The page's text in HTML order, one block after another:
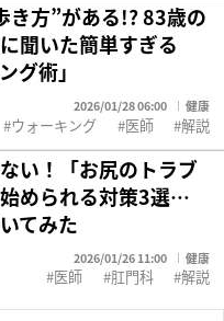
き方”がある!? 83歳の
聞いた簡単すぎる
グ術」
2026/01/28 06:00 健康
ウォーキング 医師 解説
い！「お尻のトラブ
められる対策3選…
てみた
2026/01/26 11:00 健康
医師 肛門科 解説